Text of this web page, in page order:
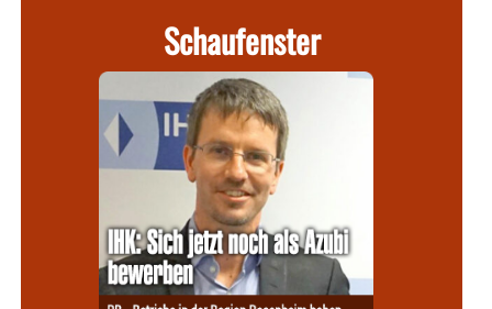
Schaufenster